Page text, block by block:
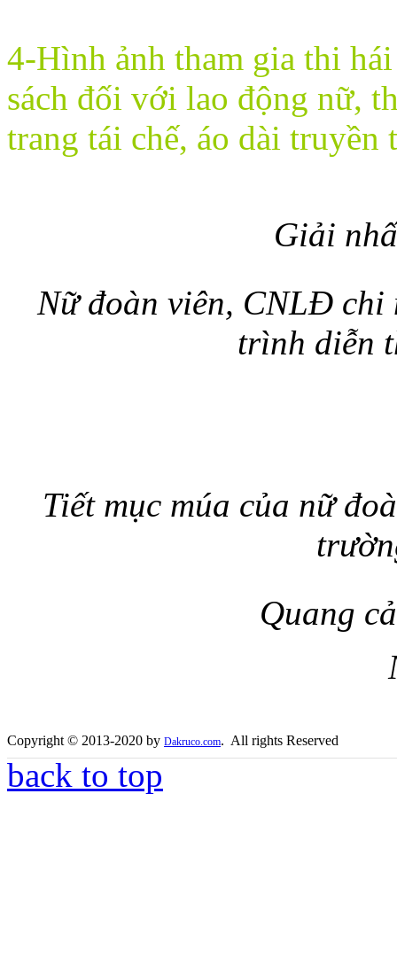
4-Hình ảnh tham gia thi
sách đối với lao động nữ,
trang tái chế, áo dài truyền
Giải
Nữ đoàn viên, CNLĐ chi
trình diễn
Tiết mục múa của nữ
Quang
back to top
Copyright © 2013-2020 by Dakruco.com. All rights Reserved